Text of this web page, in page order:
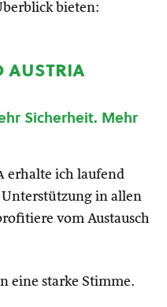
bieten:
austria
Sicherheit. Mehr
erhalte ich laufend
in allen
vom Austausch
eine starke Stimme.